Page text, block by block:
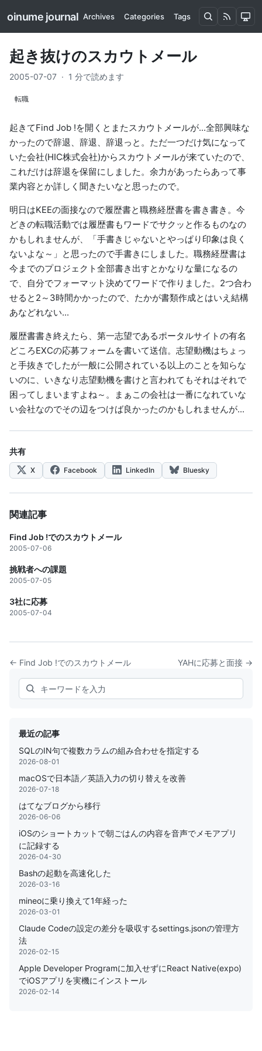
oinume journal Archives Categories Tags
起き抜けのスカウトメール
2005-07-07 · 1 分で読めます
転職
起きてFind Job !を開くとまたスカウトメールが...全部興味な
かったので辞退、辞退、辞退っと。ただ一つだけ気になって
いた会社(HIC株式会社)からスカウトメールが来ていたので、
これだけは辞退を保留にしました。余力があったらあって事
業内容とか詳しく聞きたいなと思ったので。
明日はKEEの面接なので履歴書と職務経歴書を書き書き。今
どきの転職活動では履歴書もワードでサクッと作るものなの
かもしれませんが、「手書きじゃないとやっぱり印象は良く
ないよな～」と思ったので手書きにしました。職務経歴書は
今までのプロジェクト全部書き出すとかなりな量になるの
で、自分でフォーマット決めてワードで作りました。2つ合わ
せると2～3時間かかったので、たかが書類作成とはいえ結構
あなどれない...
履歴書書き終えたら、第一志望であるポータルサイトの有名
どころEXCの応募フォームを書いて送信。志望動機はちょっ
と手抜きでしたが一般に公開されている以上のことを知らな
いのに、いきなり志望動機を書けと言われてもそれはそれで
困ってしまいますよね～。まぁこの会社は一番になれていな
い会社なのでその辺をつけば良かったのかもしれませんが...
共有
X Facebook LinkedIn Bluesky
関連記事
Find Job !でのスカウトメール
2005-07-06
挑戦者への課題
2005-07-05
3社に応募
2005-07-04
← Find Job !でのスカウトメール YAHに応募と面接 →
Search
最近の記事
SQLのIN句で複数カラムの組み合わせを指定する
2026-08-01
macOSで日本語／英語入力の切り替えを改善
2026-07-18
はてなブログから移行
2026-06-06
iOSのショートカットで朝ごはんの内容を音声でメモアプリ
に記録する
2026-04-30
Bashの起動を高速化した
2026-03-16
mineoに乗り換えて1年経った
2026-03-01
Claude Codeの設定の差分を吸収するsettings.jsonの管理方
法
2026-02-15
Apple Developer Programに加入せずにReact Native(expo)
でiOSアプリを実機にインストール
2026-02-14